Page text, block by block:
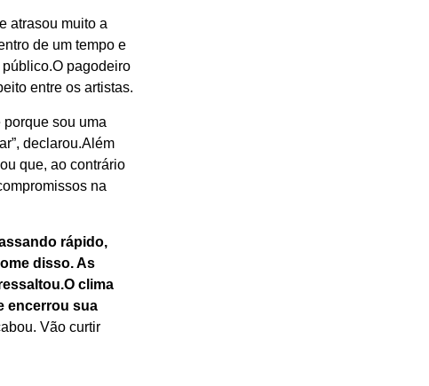
atrasou muito a
de um tempo e
pagodeiro
entre os artistas.
porque sou uma
declarou.Além
que, ao contrário
na
rápido,
disso. As
clima
encerrou sua
Vão curtir